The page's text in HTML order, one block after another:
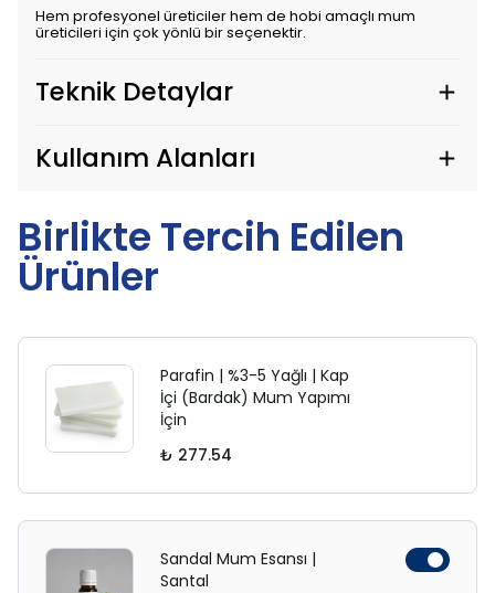
Hem profesyonel üreticiler hem de hobi amaçlı mum
üreticileri için çok yönlü bir seçenektir.
Teknik Detaylar
Kullanım Alanları
Birlikte Tercih Edilen
Ürünler
Parafin | %3-5 Yağlı | Kap
İçi (Bardak) Mum Yapımı
İçin
₺ 277.54
Sandal Mum Esansı |
Santal